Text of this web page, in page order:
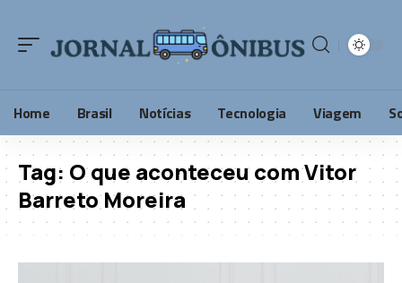
Home Brasil Notícias Tecnologia Viagem
Tag: O que aconteceu com Vitor
Barreto Moreira